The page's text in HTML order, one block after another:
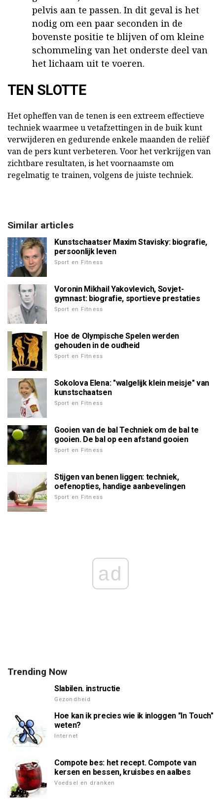
pelvis aan te passen. In dit geval is het
nodig om een paar seconden in de
bovenste positie te blijven of om kleine
schommeling van het onderste deel van
het lichaam uit te voeren.
TEN SLOTTE
Het opheffen van de tenen is een extreem effectieve
techniek waarmee u vetafzettingen in de buik kunt
verwijderen en gedurende enkele maanden de reliëf
van de pers kunt verbeteren. Voor het verkrijgen van
zichtbare resultaten, is het voornaamste om
regelmatig te trainen, volgens de juiste techniek.
Similar articles
Kunstschaatser Maxim Stavisky: biografie,
persoonlijk leven
Sport en Fitness
Voronin Mikhail Yakovlevich, Sovjet-
gymnast: biografie, sportieve prestaties
Sport en Fitness
Hoe de Olympische Spelen werden
gehouden in de oudheid
Sport en Fitness
Sokolova Elena: "walgelijk klein meisje" van
kunstschaatsen
Sport en Fitness
Gooien van de bal Techniek om de bal te
gooien. De bal op een afstand gooien
Sport en Fitness
Stijgen van benen liggen: techniek,
oefenopties, handige aanbevelingen
Sport en Fitness
ad
Trending Now
Slabilen. instructie
Gezondheid
Hoe kan ik precies wie ik inloggen "In Touch"
weten?
Internet
Compote bes: het recept. Compote van
kersen en bessen, kruisbes en aalbes
Voedsel en dranken